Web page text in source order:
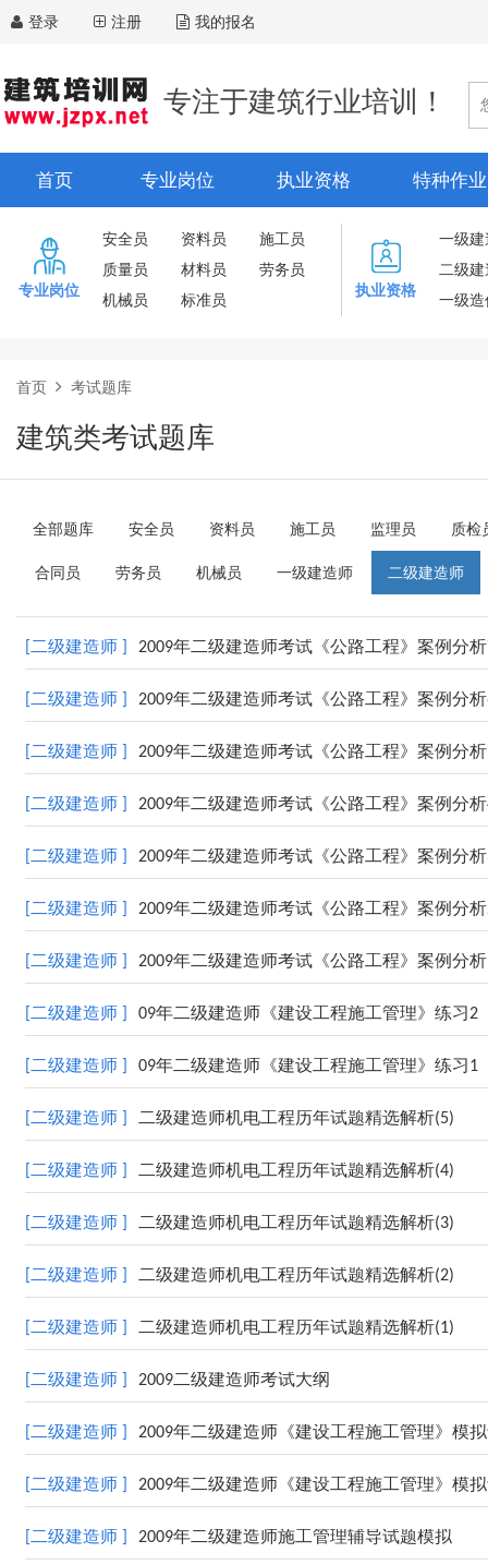
登录 注册 我的报名
专注于建筑行业培训！
首页 专业岗位 执业资格 特种作业
专业岗位
安全员 资料员
施工员
质量员
材料员
劳务员
机械员
标准员
执业资格
一级
二级
一级
首页 考试题库
建筑类考试题库
全部题库 安全员 资料员 施工员 监理员 质检
合同员 劳务员 机械员 一级建造师 二级建造师
[二级建造师 ] 2009年二级建造师考试《公路工程》案例分
[二级建造师 ] 2009年二级建造师考试《公路工程》案例分
[二级建造师 ] 2009年二级建造师考试《公路工程》案例分
[二级建造师 ] 2009年二级建造师考试《公路工程》案例分
[二级建造师 ] 2009年二级建造师考试《公路工程》案例分
[二级建造师 ] 2009年二级建造师考试《公路工程》案例分
[二级建造师 ] 2009年二级建造师考试《公路工程》案例分
[二级建造师 ] 09年二级建造师《建设工程施工管理》练习2
[二级建造师 ] 09年二级建造师《建设工程施工管理》练习1
[二级建造师 ] 二级建造师机电工程历年试题精选解析(5)
[二级建造师 ] 二级建造师机电工程历年试题精选解析(4)
[二级建造师 ] 二级建造师机电工程历年试题精选解析(3)
[二级建造师 ] 二级建造师机电工程历年试题精选解析(2)
[二级建造师 ] 二级建造师机电工程历年试题精选解析(1)
[二级建造师 ] 2009二级建造师考试大纲
[二级建造师 ] 2009年二级建造师《建设工程施工管理》模
[二级建造师 ] 2009年二级建造师《建设工程施工管理》模
[二级建造师 ] 2009年二级建造师施工管理辅导试题模拟